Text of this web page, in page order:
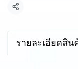
แชร์
รายละเอียดสิน